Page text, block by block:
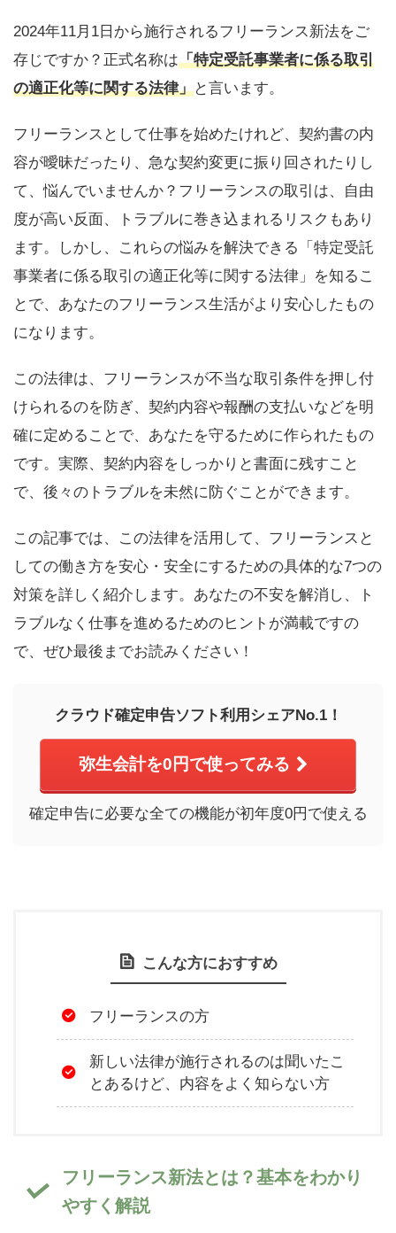
2024年11月1日から施行されるフリーランス新法をご
存じですか？正式名称は「特定受託事業者に係る取引
の適正化等に関する法律」と言います。
フリーランスとして仕事を始めたけれど、契約書の内
容が曖昧だったり、急な契約変更に振り回されたりし
て、悩んでいませんか？フリーランスの取引は、自由
度が高い反面、トラブルに巻き込まれるリスクもあり
ます。しかし、これらの悩みを解決できる「特定受託
事業者に係る取引の適正化等に関する法律」を知るこ
とで、あなたのフリーランス生活がより安心したもの
になります。
この法律は、フリーランスが不当な取引条件を押し付
けられるのを防ぎ、契約内容や報酬の支払いなどを明
確に定めることで、あなたを守るために作られたもの
です。実際、契約内容をしっかりと書面に残すこと
で、後々のトラブルを未然に防ぐことができます。
この記事では、この法律を活用して、フリーランスと
しての働き方を安心・安全にするための具体的な7つの
対策を詳しく紹介します。あなたの不安を解消し、ト
ラブルなく仕事を進めるためのヒントが満載ですの
で、ぜひ最後までお読みください！
クラウド確定申告ソフト利用シェアNo.1！
弥生会計を0円で使ってみる
確定申告に必要な全ての機能が初年度0円で使える
こんな方におすすめ
フリーランスの方
新しい法律が施行されるのは聞いたこ
とあるけど、内容をよく知らない方
フリーランス新法とは？基本をわかり
やすく解説